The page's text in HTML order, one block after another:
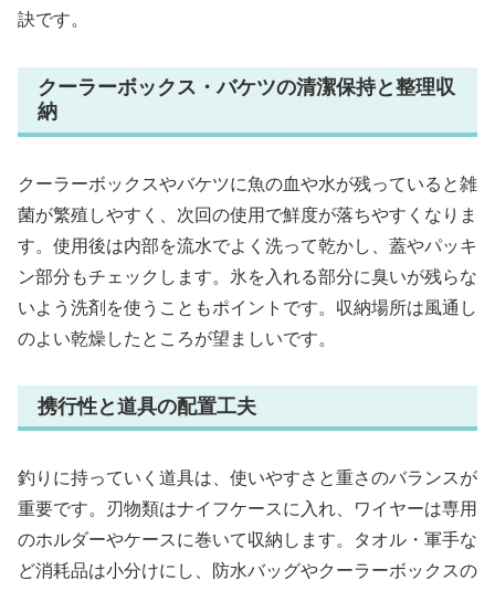
訣です。
クーラーボックス・バケツの清潔保持と整理収
納
クーラーボックスやバケツに魚の血や水が残っていると雑
菌が繁殖しやすく、次回の使用で鮮度が落ちやすくなりま
す。使用後は内部を流水でよく洗って乾かし、蓋やパッキ
ン部分もチェックします。氷を入れる部分に臭いが残らな
いよう洗剤を使うこともポイントです。収納場所は風通し
のよい乾燥したところが望ましいです。
携行性と道具の配置工夫
釣りに持っていく道具は、使いやすさと重さのバランスが
重要です。刃物類はナイフケースに入れ、ワイヤーは専用
のホルダーやケースに巻いて収納します。タオル・軍手な
ど消耗品は小分けにし、防水バッグやクーラーボックスの